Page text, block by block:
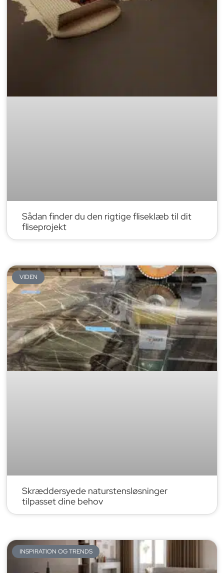
Sådan finder du den rigtige fliseklæb til dit
fliseprojekt
VIDEN
Skræddersyede naturstensløsninger
tilpasset dine behov
INSPIRATION OG TRENDS